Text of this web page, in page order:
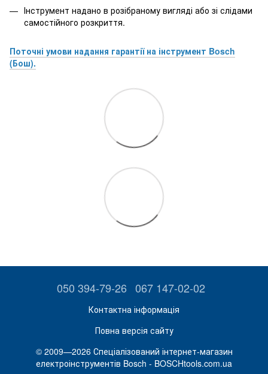
Інструмент надано в розібраному вигляді або зі слідами
самостійного розкриття.
Поточні умови надання гарантії на інструмент Bosch
(Бош).
050 394-79-26 067 147-02-02
Контактна інформація
Повна версія сайту
© 2009—2026 Спеціалізований інтернет-магазин
електроінструментів Bosch - BOSCHtools.com.ua